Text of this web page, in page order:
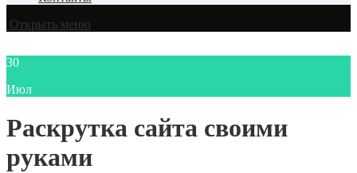
Открыть меню
30
Июл
Раскрутка сайта своими
руками